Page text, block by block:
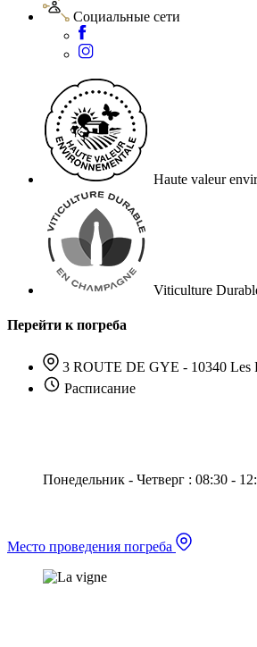
Социальные сети
Haute valeur
Viticulture
Перейти к погреба
3 ROUTE DE GYE - 10340 Les
Расписание
Понедельник - Четверг : 08:30 -
Место проведения погреба